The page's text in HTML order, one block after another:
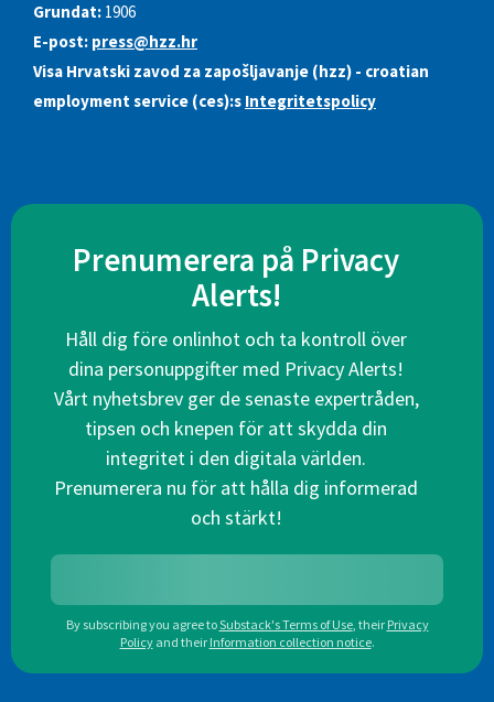
Grundat: 1906
E-post: press@hzz.hr
Visa Hrvatski zavod za zapošljavanje (hzz) - croatian
employment service (ces):s Integritetspolicy
Prenumerera på Privacy
Alerts!
Håll dig före onlinhot och ta kontroll över
dina personuppgifter med Privacy Alerts!
Vårt nyhetsbrev ger de senaste expertråden,
tipsen och knepen för att skydda din
integritet i den digitala världen.
Prenumerera nu för att hålla dig informerad
och stärkt!
By subscribing you agree toSubstack's Terms of Use, their Privacy
Policy and their Information collection notice.